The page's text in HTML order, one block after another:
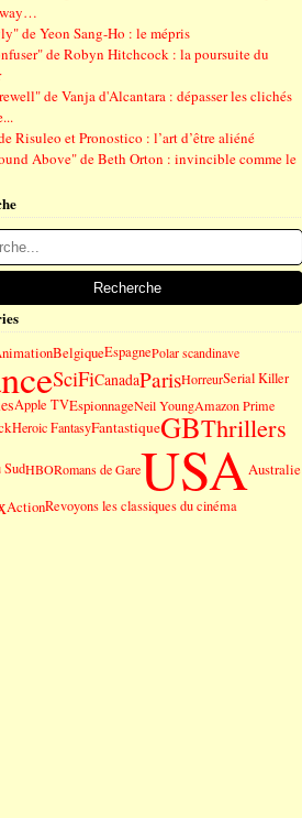
de Yeon Sang-Ho : le mépris
de Robyn Hitchcock : la poursuite du
de Vanja d'Alcantara : dépasser les clichés
Risuleo et Pronostico : l’art d’être aliéné
Above" de Beth Orton : invincible comme le
BelgiqueEspagnePolar scandinave
SciFiCanadaParisHorreurSerial Killer
Apple TVEspionnageNeil YoungAmazon Prime
Heroic FantasyFantastiqueGBThrillers
SudHBORomans de GareUSAAustralie
ActionRevoyons les classiques du cinéma